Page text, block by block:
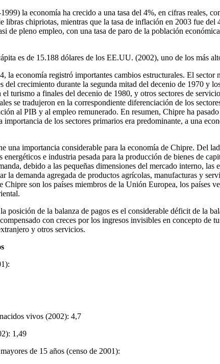
la economía ha crecido a una tasa del 4%, en cifras reales,
libras chipriotas, mientras que la tasa de inflación en 2003 fue del
de pleno empleo, con una tasa de paro de la población
es de 15.188 dólares de los EE.UU. (2002), uno de los más
la economía registró importantes cambios estructurales. El sector
del crecimiento durante la segunda mitad del decenio de 1970 y
turismo a finales del decenio de 1980, y otros sectores de
se tradujeron en la correspondiente diferenciación de los
al PIB y al empleo remunerado. En resumen, Chipre ha
importancia de los sectores primarios era predominante, a una
una importancia considerable para la economía de Chipre. Del
energéticos e industria pesada para la producción de bienes de
debido a las pequeñas dimensiones del mercado interno, las
la demanda agregada de productos agrícolas, manufacturas y
Chipre son los países miembros de la Unión Europea, los países
posición de la balanza de pagos es el considerable déficit de la
con creces por los ingresos invisibles en concepto de
y otros servicios.
vivos (2002): 4,7
1,49
de 15 años (censo de 2001):